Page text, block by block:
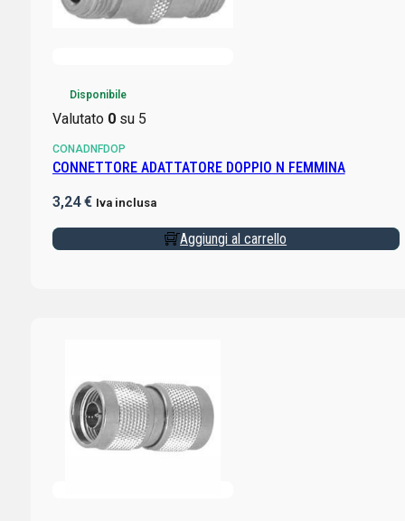
Disponibile
Valutato 0su 5
CONADNFDOP
CONNETTORE ADATTATORE DOPPIO N FEMMINA
3,24€ Iva inclusa
Aggiungi al carrello